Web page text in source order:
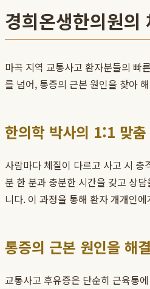
경희온생한의원의
마곡 지역 교통사고 환자분들의 빠
를 넘어, 통증의 근본 원인을 찾아
한의학 박사의 1:1 맞
사람마다 체질이 다르고 사고 시
분 한 분과 충분한 시간을 갖고 상
니다. 이 과정을 통해 환자 개개인
통증의 근본 원인을 해
교통사고 후유증은 단순히 근육통